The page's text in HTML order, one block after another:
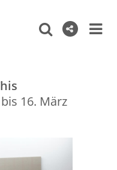
bis 16. März